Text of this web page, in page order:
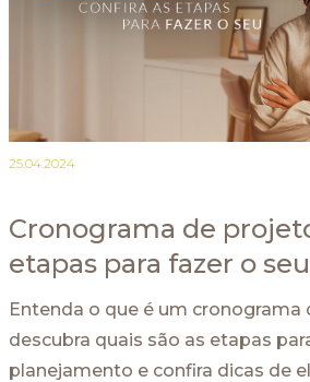
25.04.2024
Cronograma de
etapas para fazer o seu
Entenda o que é um cronograma
descubra quais são as etapas
planejamento e confira dicas de